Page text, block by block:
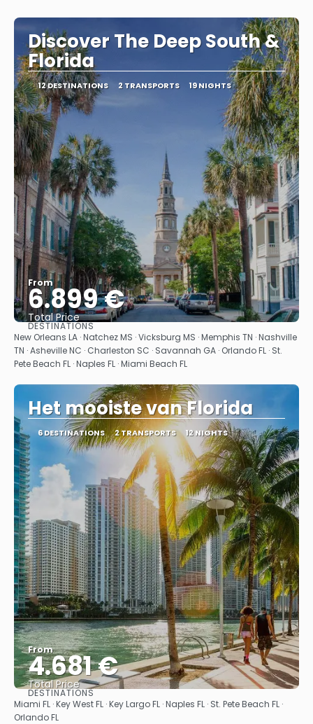
Discover The Deep South &
Florida
12 DESTINATIONS 2 TRANSPORTS 19 NIGHTS
From
6.899 €
Total Price
See
DESTINATIONS
New Orleans LA · Natchez MS · Vicksburg MS · Memphis TN · Nashville
TN · Asheville NC · Charleston SC · Savannah GA · Orlando FL · St.
Pete Beach FL · Naples FL · Miami Beach FL
Het mooiste van Florida
6 DESTINATIONS 2 TRANSPORTS 12 NIGHTS
From
4.681 €
Total Price
See
DESTINATIONS
Miami FL · Key West FL · Key Largo FL · Naples FL · St. Pete Beach FL ·
Orlando FL